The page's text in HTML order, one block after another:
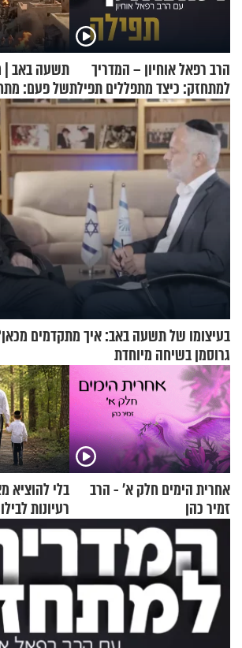
הרב רפאל אוחיון – המדריך
למתחזק: כיצד מתפללים תפילת
שמונה עשרה?
תשעה באב |
של פעם:
ירושלים
בעיצומו של תשעה באב: איך מתקדמים
גרוסמן בשיחה מיוחדת
אחרית הימים חלק א’ - הרב
זמיר כהן
רעיונות
כמעט בחינם